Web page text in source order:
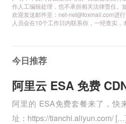
作人工编辑处理，也不承担相关法律责任。
欢迎发送邮件至：net-net@foxmail.com进
人员会在10个工作日内联系你，一经查实，
今日推荐
阿里的 ESA免费套餐来了，快
址：https://tianchi.aliyun.com/